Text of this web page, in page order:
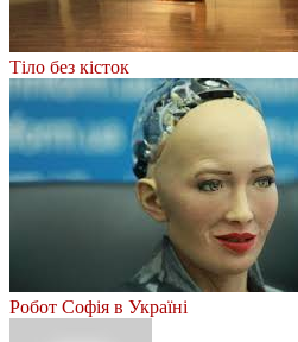
Тіло без кісток
Робот Софія в Україні